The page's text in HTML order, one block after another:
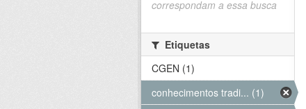
correspondam a essa busca
Etiquetas
CGEN (1)
conhecimentos tradi... (1)